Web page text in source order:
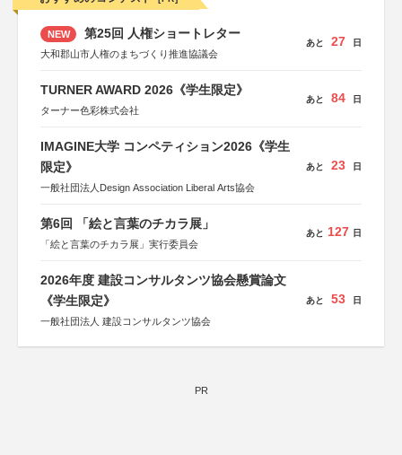
NEW 第25回 人権ショートレター
大和郡山市人権のまちづくり推進協議会
あと 27 日
TURNER AWARD 2026《学生限定》
ターナー色彩株式会社
あと 84 日
IMAGINE大学 コンペティション2026《学生
限定》
一般社団法人Design Association Liberal Arts協会
あと 23 日
第6回 「絵と言葉のチカラ展」
「絵と言葉のチカラ展」実行委員会
あと 127 日
2026年度 建設コンサルタンツ協会懸賞論文
《学生限定》
一般社団法人 建設コンサルタンツ協会
あと 53 日
PR